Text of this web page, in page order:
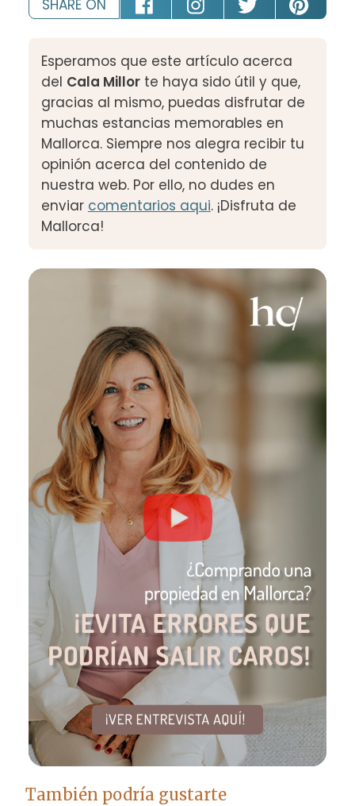
SHARE ON
Esperamos que este artículo acerca
del Cala Millorte haya sido útil y que,
gracias al mismo, puedas disfrutar de
muchas estancias memorables en
Mallorca. Siempre nos alegra recibir tu
opinión acerca del contenido de
nuestra web. Por ello, no dudes en
enviar comentarios aqui. ¡Disfruta de
Mallorca!
También podría gustarte